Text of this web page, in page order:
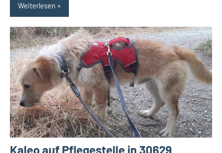
Weiterlesen
Kaleo auf Pflegestelle in 30629